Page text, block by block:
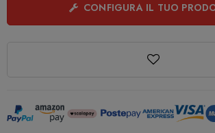
CONFIGURA IL TUO